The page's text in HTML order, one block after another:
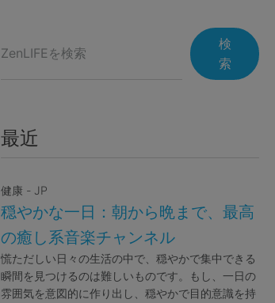
検
索
最近
健康 - JP
穏やかな一日：朝から晩まで、最高
の癒し系音楽チャンネル
慌ただしい日々の生活の中で、穏やかで集中できる
瞬間を見つけるのは難しいものです。もし、一日の
雰囲気を意図的に作り出し、穏やかで目的意識を持